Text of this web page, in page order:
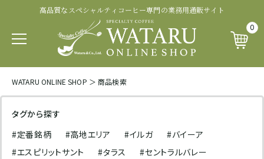
高品質なスペシャルティコーヒー専門の業務用通販サイト
0
WATARU ONLINE SHOP ＞ 商品検索
タグから探す
#定番銘柄
#高地エリア #イルガ
#バイーア
#エスピリットサント
#タラス
#セントラルバレー
品種から探す
ブルボン
生産国から探す
商品ランクから探す
スペシャルティコーヒー
生産処理から探す
ナチュラル
認証・その他から探す
レインフォレスト・アライアンス認証